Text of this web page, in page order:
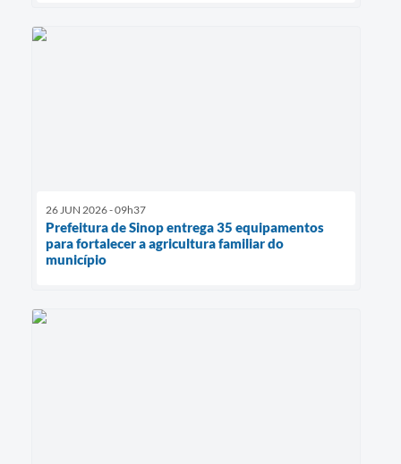
26 JUN 2026 - 09h37
Prefeitura de Sinop entrega 35 equipamentos
para fortalecer a agricultura familiar do
município